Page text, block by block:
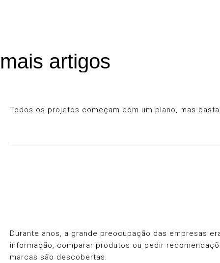
mais artigos
Todos os projetos começam com um plano, mas
Durante anos, a grande preocupação das empresas
informação, comparar produtos ou pedir
marcas são descobertas.